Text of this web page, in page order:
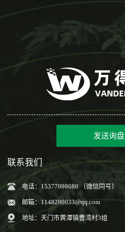
发送询盘
联系我们
电话：15377098680 （微信同号）
邮箱： 1148280033@qq.com
地址：天门市黄潭镇曹湾村3组